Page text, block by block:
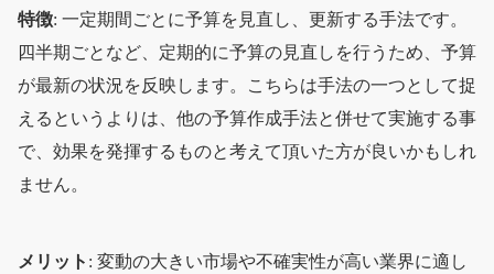
特徴: 一定期間ごとに予算を見直し、更新する手法です。
四半期ごとなど、定期的に予算の見直しを行うため、予算
が最新の状況を反映します。こちらは手法の一つとして捉
えるというよりは、他の予算作成手法と併せて実施する事
で、効果を発揮するものと考えて頂いた方が良いかもしれ
ません。
メリット : 変動の大きい市場や不確実性が高い業界に適し